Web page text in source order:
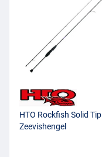
HTO Rockfish Solid Tip
Zeevishengel